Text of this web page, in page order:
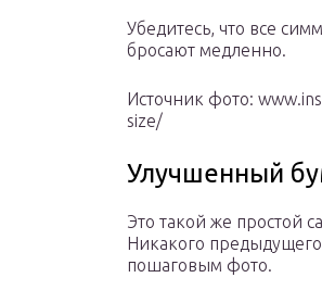
Убедитесь, что все
бросают медленно.
Источник фото:
size/
Улучшенный
Это такой же простой
Никакого
пошаговым фото.